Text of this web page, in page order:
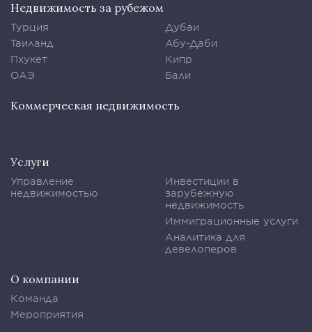
Недвижимость за рубежом
Турция
Таиланд
Пхукет
ОАЭ
Дубаи
Абу-Даби
Кипр
Бали
Коммерческая недвижимость
Услуги
Управление
недвижимостью
Инвестиции в
зарубежную
недвижимость
Иммиграционные услуги
Аналитика для
девелоперов
О компании
Команда
Мероприятия